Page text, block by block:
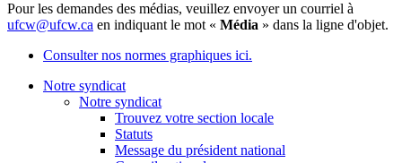
Pour les demandes des médias, veuillez envoyer un courriel à
ufcw@ufcw.ca en indiquant le mot « Média » dans la ligne d'objet.
Consulter nos normes graphiques ici.
Notre syndicat
Notre syndicat
Trouvez votre section locale
Statuts
Message du président national